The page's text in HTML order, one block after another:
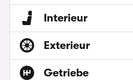
Interieur
Exterieur
Getriebe